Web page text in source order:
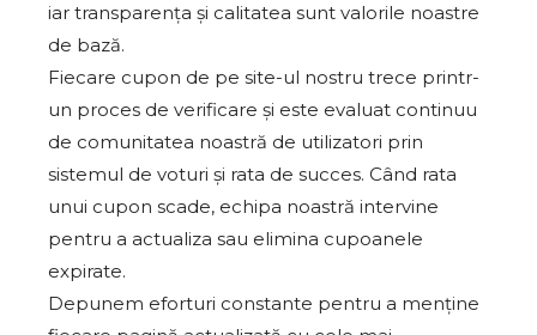
iar transparența și calitatea sunt valorile noastre
de bază.
Fiecare cupon de pe site-ul nostru trece printr-
un proces de verificare și este evaluat continuu
de comunitatea noastră de utilizatori prin
sistemul de voturi și rata de succes. Când rata
unui cupon scade, echipa noastră intervine
pentru a actualiza sau elimina cupoanele
expirate.
Depunem eforturi constante pentru a menține